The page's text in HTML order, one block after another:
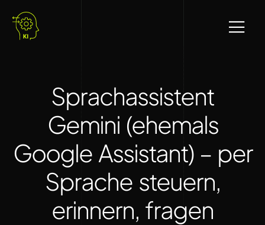
Sprachassistent
Gemini (ehemals
Google Assistant) – per
Sprache steuern,
erinnern, fragen